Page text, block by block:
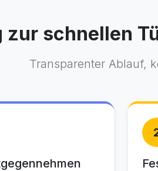
zur schnellen
Transparenter Ablauf,